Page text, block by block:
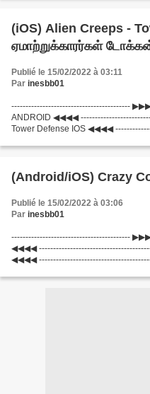
(iOS) Alien Creeps -
ஏமாற்றுக்காரர்கள்
Publié le 15/02/2022 à 03:11
Par inesbb01
------------------------------------------
ANDROID ◀◀◀◀
Tower Defense IOS ◀◀◀◀
(Android/iOS) Crazy
Publié le 15/02/2022 à 03:06
Par inesbb01
------------------------------------------
◀◀◀◀
◀◀◀◀